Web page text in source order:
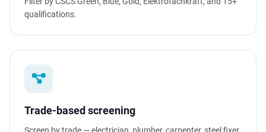
qualifications.
Trade-based screening